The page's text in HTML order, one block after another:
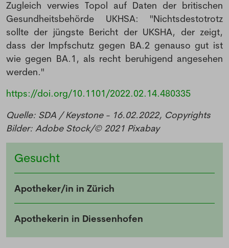
Zugleich verwies Topol auf Daten der britischen
Gesundheitsbehörde UKHSA: "Nichtsdestotrotz
sollte der jüngste Bericht der UKSHA, der zeigt,
dass der Impfschutz gegen BA.2 genauso gut ist
wie gegen BA.1, als recht beruhigend angesehen
werden."
https://doi.org/10.1101/2022.02.14.480335
Quelle: SDA / Keystone - 16.02.2022, Copyrights
Bilder: Adobe Stock/© 2021 Pixabay
Gesucht
Apotheker/in in Zürich
Apothekerin in Diessenhofen
NEWSLETTER
Anmeldung Newsletter
Melde dich kostenlos für unseren Newsletter
an und erhalte einmal pro Woche die neusten
Pharmazie und Medizin.